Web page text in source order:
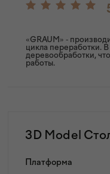
«GRAUM» -
цикла переработки.
деревообработки,
работы.
3D Model
Платформа